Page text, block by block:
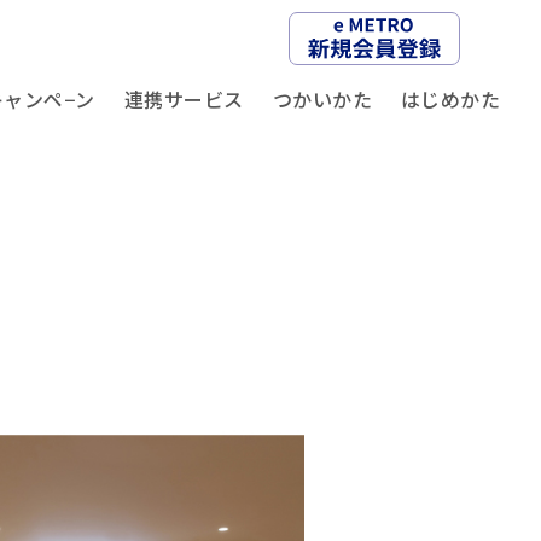
ンペ−ン 連携サービス つかいかた はじめかた